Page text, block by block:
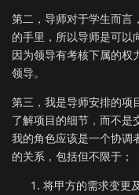
第二，导师对于学生而言
的手里，所以导师是可以
因为领导有考核下属的权
领导。
第三，我是导师安排的项
了解项目的细节，而不是
我的角色应该是一个协调
的关系，包括但不限于；
将甲方的需求变更